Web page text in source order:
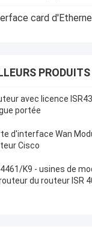
card
PRODUITS
avec licence
portée
d'interface Wan
Cisco
K9 - usines de
du routeur ISR